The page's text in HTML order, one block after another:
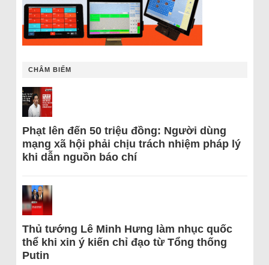
CHÂM BIẾM
Phạt lên đến 50 triệu đồng: Người dùng
mạng xã hội phải chịu trách nhiệm pháp lý
khi dẫn nguồn báo chí
Thủ tướng Lê Minh Hưng làm nhục quốc
thể khi xin ý kiến chỉ đạo từ Tổng thống
Putin